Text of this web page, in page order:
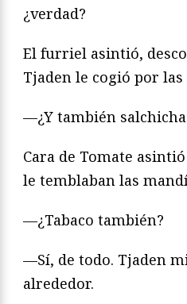
¿verdad?
El furriel asintió,
Tjaden le cogió por las
—¿Y también
Cara de Tomate
le temblaban las
—¿Tabaco también?
—Sí, de todo. Tjaden
alrededor.